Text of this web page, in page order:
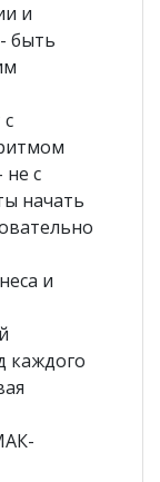
и
быть
с
начать
и
каждого